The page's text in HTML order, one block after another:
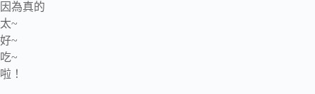
因為真的
太~
好~
吃~
啦！